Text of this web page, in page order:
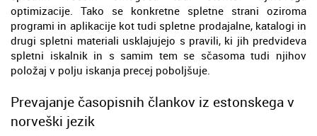
optimizacije. Tako se konkretne spletne strani oziroma
programi in aplikacije kot tudi spletne prodajalne, katalogi in
drugi spletni materiali usklajujejo s pravili, ki jih predvideva
spletni iskalnik in s samim tem se sčasoma tudi njihov
položaj v polju iskanja precej poboljšuje.
Prevajanje časopisnih člankov iz estonskega v
norveški jezik